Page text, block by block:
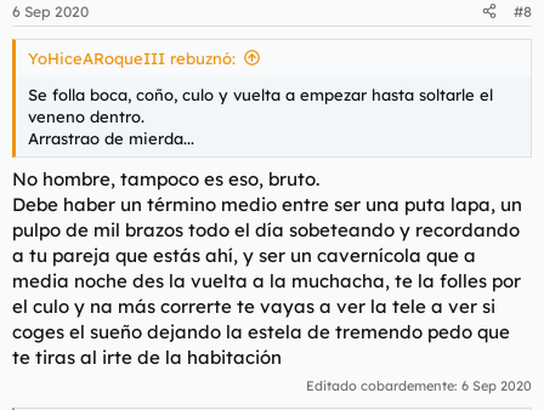
e
s
6 Sep 2020 #8
YoHiceARoqueIII rebuznó:
Se folla boca, coño, culo y vuelta a empezar hasta soltarle el
veneno dentro.
Arrastrao de mierda...
No hombre, tampoco es eso, bruto.
Debe haber un término medio entre ser una puta lapa, un
pulpo de mil brazos todo el día sobeteando y recordando
a tu pareja que estás ahí, y ser un cavernícola que a
media noche des la vuelta a la muchacha, te la folles por
el culo y na más correrte te vayas a ver la tele a ver si
coges el sueño dejando la estela de tremendo pedo que
te tiras al irte de la habitación
Editado cobardemente: 6 Sep 2020